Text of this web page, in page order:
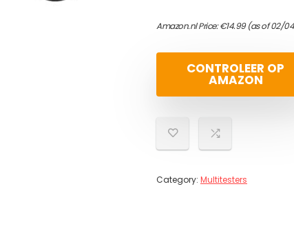
Amazon.nl Price:€14.99(as of 02/
CONTROLEER OP
AMAZON
Category: Multitesters